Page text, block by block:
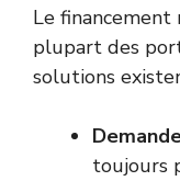
Le
plupart des
solutions
toujours